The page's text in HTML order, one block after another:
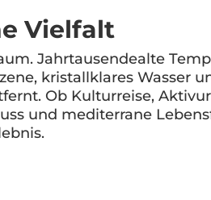
Vielfalt
Jahrtausendealte
kristallklares Wasser
Ob Kulturreise,
und mediterrane